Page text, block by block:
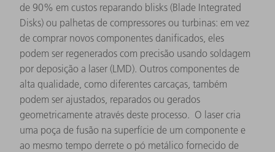
de 90% em custos reparando blisks (Blade Integrated
Disks) ou palhetas de compressores ou turbinas: em vez
de comprar novos componentes danificados, eles
podem ser regenerados com precisão usando soldagem
por deposição a laser (LMD). Outros componentes de
alta qualidade, como diferentes carcaças, também
podem ser ajustados, reparados ou gerados
geometricamente através deste processo. O laser cria
uma poça de fusão na superfície de um componente e
ao mesmo tempo derrete o pó metálico fornecido de